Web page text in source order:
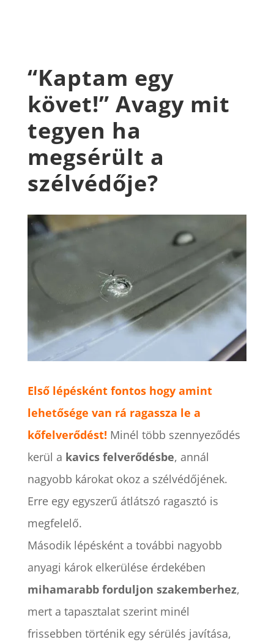
“Kaptam egy
követ!” Avagy mit
tegyen ha
megsérült a
szélvédője?
Első lépésként fontos hogy amint
lehetősége van rá ragassza le a
kőfelverődést! Minél több szennyeződés
kerül a kavics felverődésbe, annál
nagyobb károkat okoz a szélvédőjének.
Erre egy egyszerű átlátszó ragasztó is
megfelelő.
Második lépésként a további nagyobb
anyagi károk elkerülése érdekében
mihamarabb forduljon szakemberhez,
mert a tapasztalat szerint minél
frissebben történik egy sérülés javítása,